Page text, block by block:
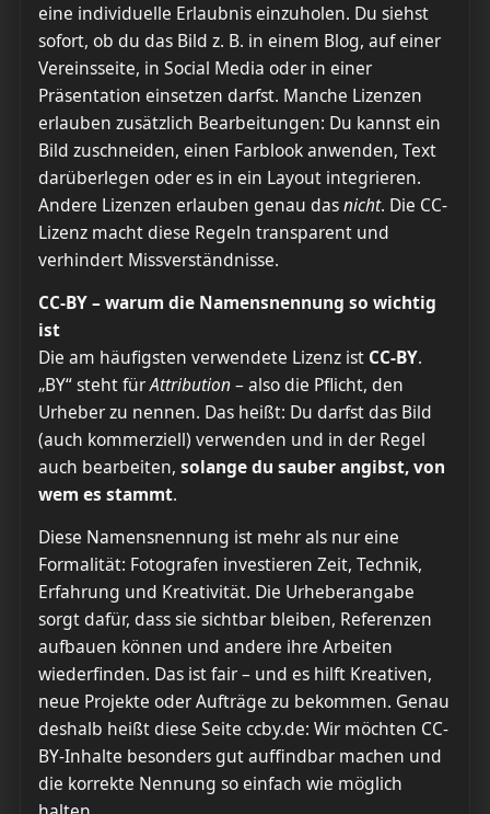
eine individuelle Erlaubnis einzuholen. Du siehst
sofort, ob du das Bild z. B. in einem Blog, auf einer
Vereinsseite, in Social Media oder in einer
Präsentation einsetzen darfst. Manche Lizenzen
erlauben zusätzlich Bearbeitungen: Du kannst ein
Bild zuschneiden, einen Farblook anwenden, Text
darüberlegen oder es in ein Layout integrieren.
Andere Lizenzen erlauben genau dasnicht. Die CC-
Lizenz macht diese Regeln transparent und
verhindert Missverständnisse.
CC-BY – warum die Namensnennung so wichtig
ist
Die am häufigsten verwendete Lizenz ist CC-BY.
„BY“ steht fürAttribution– also die Pflicht, den
Urheber zu nennen. Das heißt: Du darfst das Bild
(auch kommerziell) verwenden und in der Regel
auch bearbeiten, solange du sauber angibst, von
wem es stammt.
Diese Namensnennung ist mehr als nur eine
Formalität: Fotografen investieren Zeit, Technik,
Erfahrung und Kreativität. Die Urheberangabe
sorgt dafür, dass sie sichtbar bleiben, Referenzen
aufbauen können und andere ihre Arbeiten
wiederfinden. Das ist fair – und es hilft Kreativen,
neue Projekte oder Aufträge zu bekommen. Genau
deshalb heißt diese Seite ccby.de: Wir möchten CC-
BY-Inhalte besonders gut auffindbar machen und
die korrekte Nennung so einfach wie möglich